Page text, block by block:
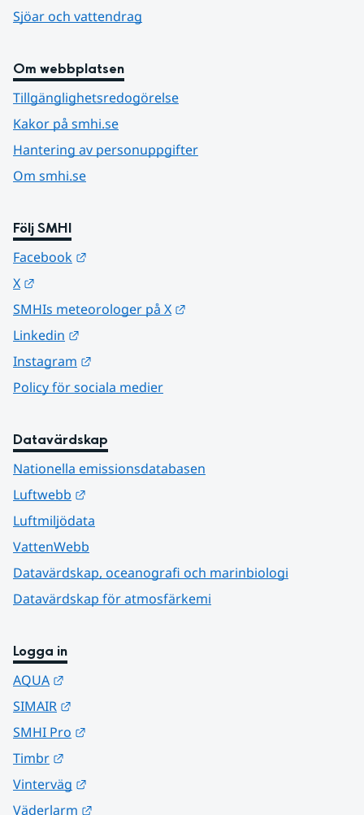
Sjöar och vattendrag
Om webbplatsen
Tillgänglighetsredogörelse
Kakor på smhi.se
Hantering av personuppgifter
Om smhi.se
Följ SMHI
Facebook
X
SMHIs meteorologer på X
Linkedin
Instagram
Policy för sociala medier
Datavärdskap
Nationella emissionsdatabasen
Luftwebb
Luftmiljödata
VattenWebb
Datavärdskap, oceanografi och marinbiologi
Datavärdskap för atmosfärkemi
Logga in
AQUA
SIMAIR
SMHI Pro
Timbr
Vinterväg
Väderlarm